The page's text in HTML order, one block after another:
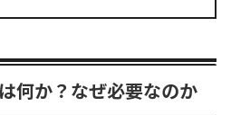
何か？なぜ必要なのか